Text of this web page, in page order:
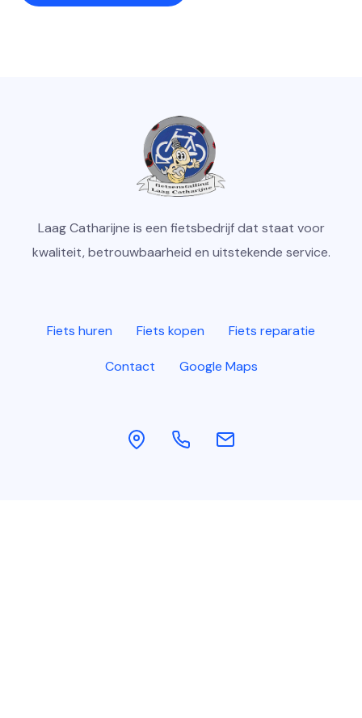
Laag Catharijne is een fietsbedrijf dat staat voor
kwaliteit, betrouwbaarheid en uitstekende service.
Fiets huren Fiets kopen Fiets reparatie
Contact Google Maps